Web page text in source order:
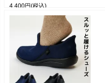
4,400円(税込)